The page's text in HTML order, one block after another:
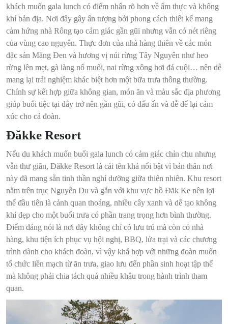
khách muốn gala lunch có điểm nhấn rõ hơn về ẩm thực và không
khí bản địa. Nơi đây gây ấn tượng bởi phong cách thiết kế mang
cảm hứng nhà Rông tạo cảm giác gần gũi nhưng vẫn có nét riêng
của vùng cao nguyên. Thực đơn của nhà hàng thiên về các món
đặc sản Măng Đen và hương vị núi rừng Tây Nguyên như heo
rừng lên mẹt, gà làng nổ muối, nai rừng xông hơi đá cuội… nên dễ
mang lại trải nghiệm khác biệt hơn một bữa trưa thông thường.
Chính sự kết hợp giữa không gian, món ăn và màu sắc địa phương
giúp buổi tiệc tại đây trở nên gần gũi, có dấu ấn và dễ để lại cảm
xúc cho cả đoàn.
Đăkke Resort
Nếu du khách muốn buổi gala lunch có cảm giác chỉn chu nhưng
vẫn thư giãn, Đăkke Resort là cái tên khá nổi bật vì bản thân nơi
này đã mang sẵn tinh thần nghỉ dưỡng giữa thiên nhiên. Khu resort
nằm trên trục Nguyễn Du và gắn với khu vực hồ Đăk Ke nên lợi
thế đầu tiên là cảnh quan thoáng, nhiều cây xanh và dễ tạo không
khí đẹp cho một buổi trưa có phần trang trọng hơn bình thường.
Điểm đáng nói là nơi đây không chỉ có lưu trú mà còn có nhà
hàng, khu tiện ích phục vụ hội nghị, BBQ, lửa trại và các chương
trình dành cho khách đoàn, vì vậy khá hợp với những đoàn muốn
tổ chức liền mạch từ ăn trưa, giao lưu đến phần sinh hoạt tập thể
mà không phải chia tách quá nhiều khâu trong hành trình tham
quan.